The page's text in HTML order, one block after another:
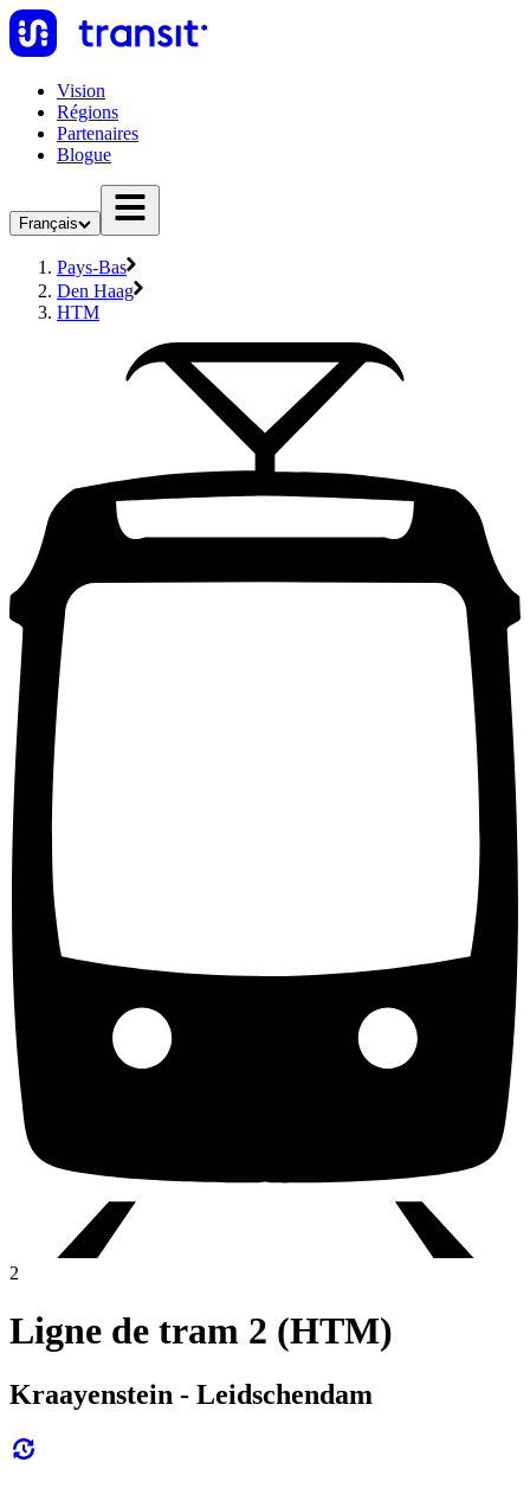
Vision
Régions
Partenaires
Blogue
Français
Pays-Bas
Den Haag
HTM
2
Ligne de tram 2 (HTM)
Kraayenstein - Leidschendam